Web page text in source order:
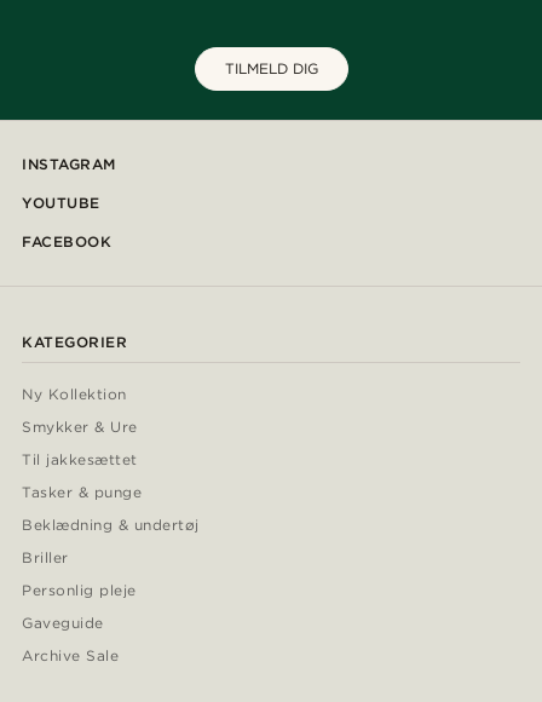
TILMELD DIG
INSTAGRAM
YOUTUBE
FACEBOOK
KATEGORIER
Ny Kollektion
Smykker & Ure
Til jakkesættet
Tasker & punge
Beklædning & undertøj
Briller
Personlig pleje
Gaveguide
Archive Sale